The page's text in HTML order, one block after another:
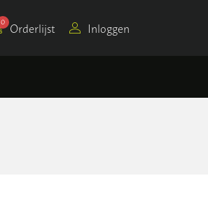
Orderlijst
0 Inloggen